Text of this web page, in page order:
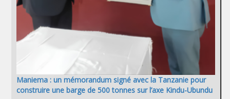
Maniema : un mémorandum signé avec la Tanzanie pour
construire une barge de 500 tonnes sur l’axe Kindu-Ubundu